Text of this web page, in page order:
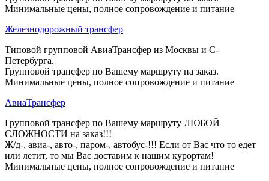
Минимальные цены, полное сопровождение и питание
Железнодорожный трансфер
Типовой групповой АвиаТрансфер из Москвы и С-
Петербурга.
Групповой трансфер по Вашему маршруту на заказ.
Минимальные цены, полное сопровождение и питание
АвиаТрансфер
Групповой трансфер по Вашему маршруту ЛЮБОЙ
СЛОЖНОСТИ на заказ!!!
Ж/д-, авиа-, авто-, паром-, автобус-!!! Если от Вас что то едет
или летит, то мы Вас доставим к нашим курортам!
Минимальные цены, полное сопровождение и питание